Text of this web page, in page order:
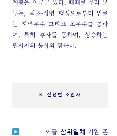
계층을 이루고 있다. 때때로 우리 모
두는, 최초-생명 행성으로부터 위로
는 지역우주 그리고 초우주를 통하
여, 특히 후자를 통하여, 상승하는
필사자의 봉사와 닿는다.
3. 신성한 조언자
이들 삼위일체 -기원 존